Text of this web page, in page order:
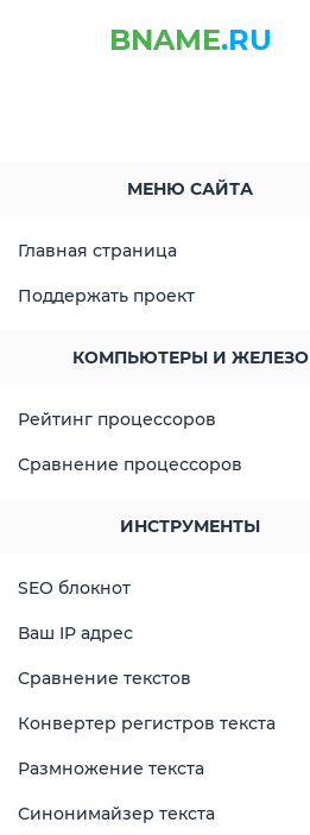
BNAME.RU
МЕНЮ САЙТА
Главная страница
Поддержать проект
КОМПЬЮТЕРЫ И ЖЕЛЕЗО
Рейтинг процессоров
Сравнение процессоров
ИНСТРУМЕНТЫ
SEO блокнот
Ваш IP адрес
Сравнение текстов
Конвертер регистров текста
Размножение текста
Синонимайзер текста